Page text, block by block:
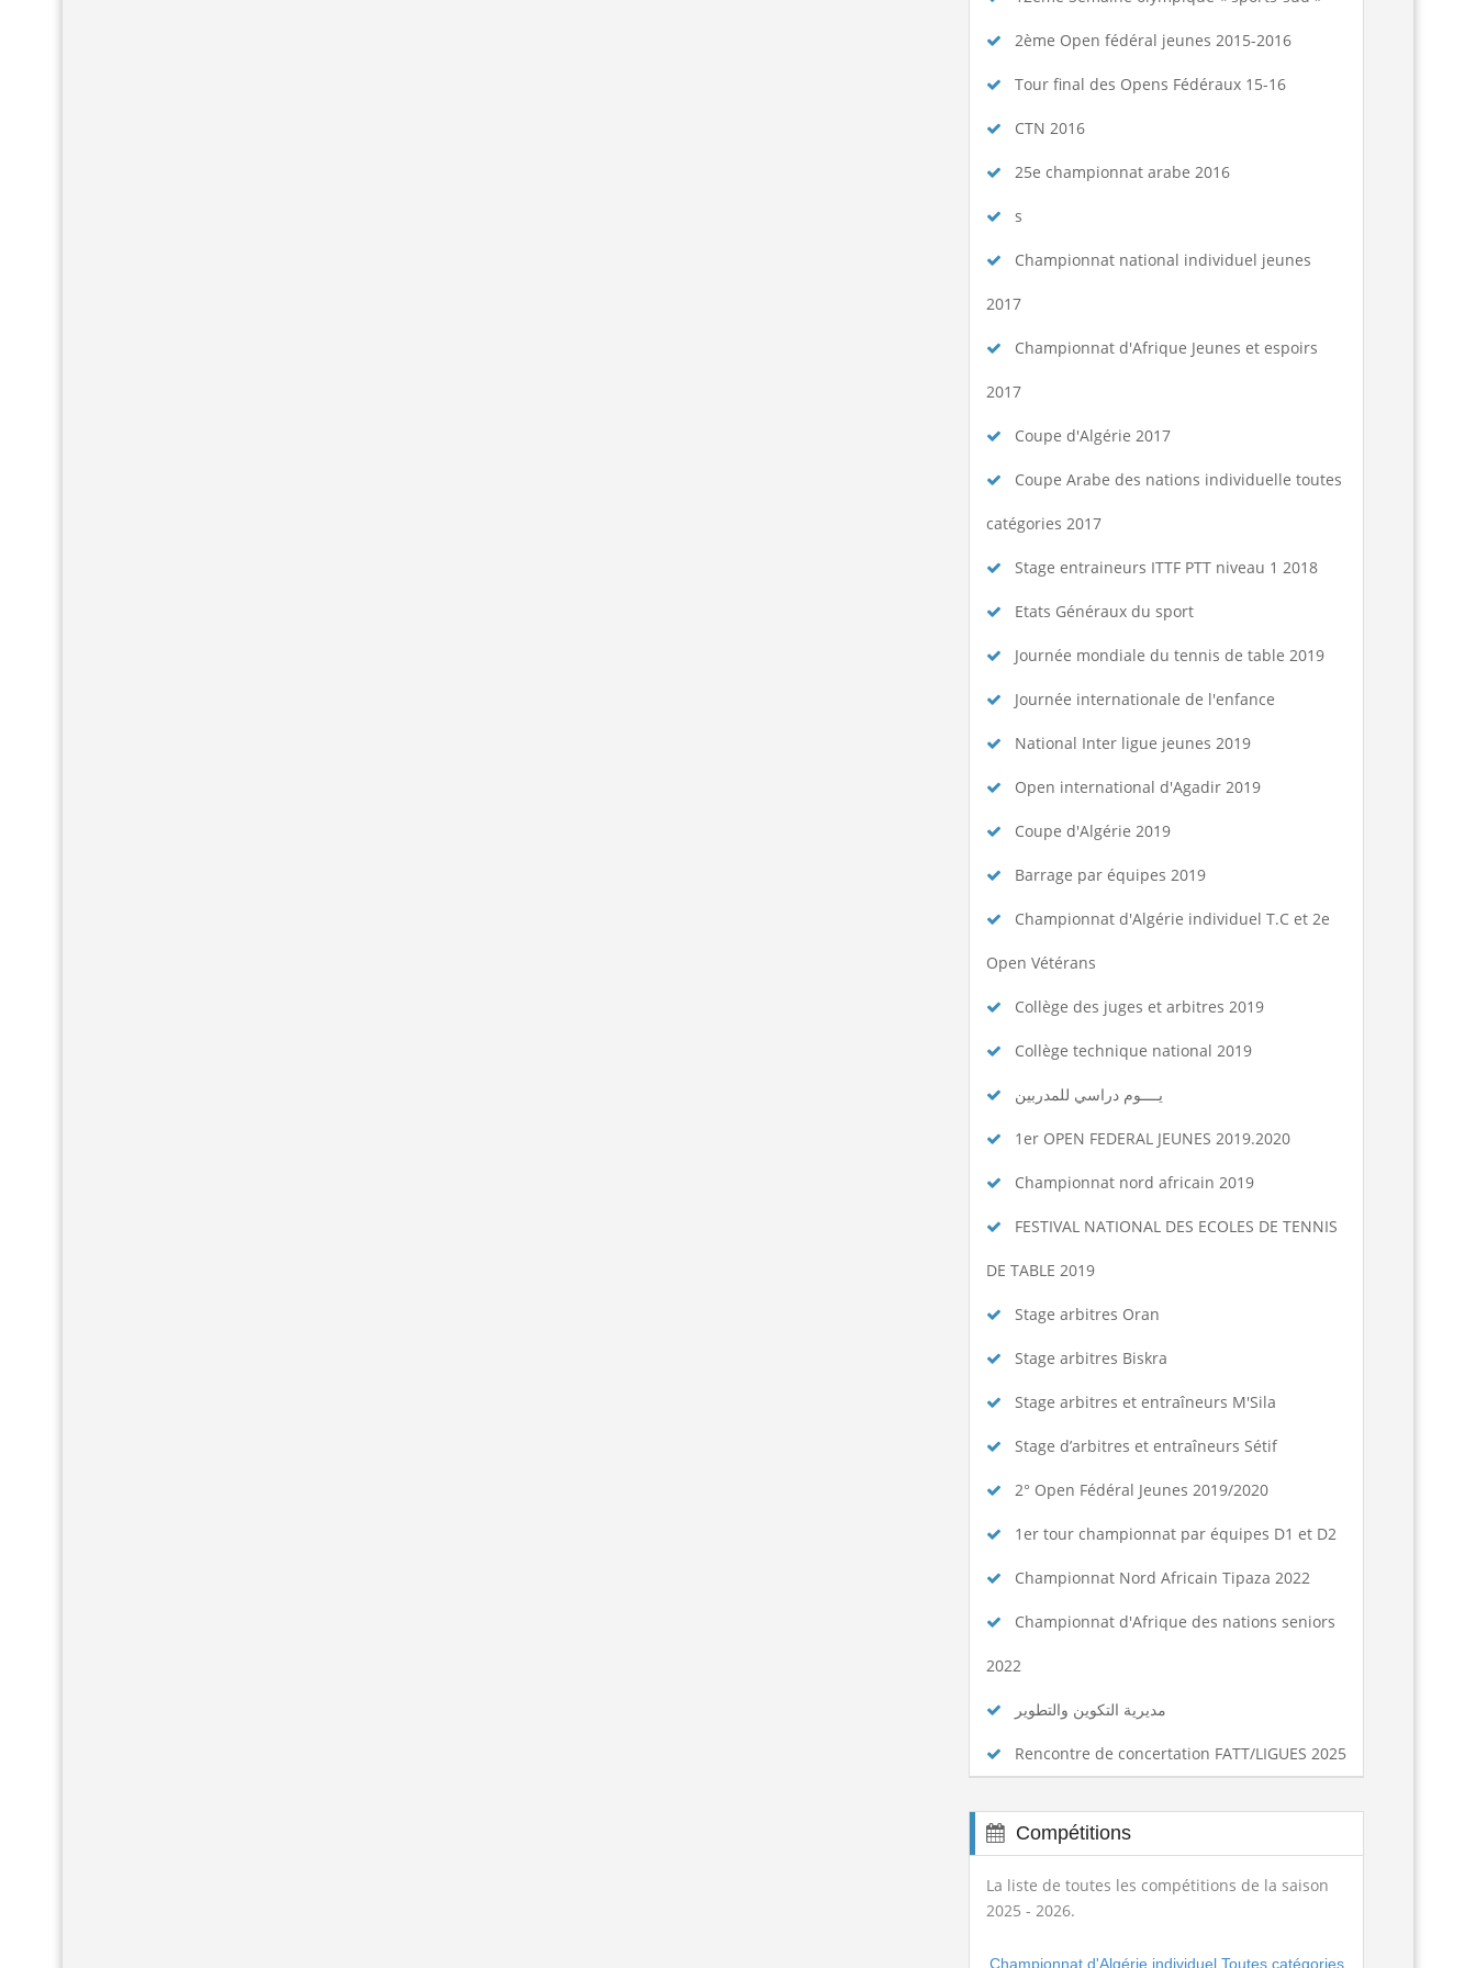
2ème Open fédéral jeunes 2015-2016
Tour final des Opens Fédéraux 15-16
CTN 2016
25e championnat arabe 2016
s
Championnat national individuel jeunes
2017
Championnat d'Afrique Jeunes et espoirs
2017
Coupe d'Algérie 2017
Coupe Arabe des nations individuelle toutes
catégories 2017
Stage entraineurs ITTF PTT niveau 1 2018
Etats Généraux du sport
Journée mondiale du tennis de table 2019
Journée internationale de l'enfance
National Inter ligue jeunes 2019
Open international d'Agadir 2019
Coupe d'Algérie 2019
Barrage par équipes 2019
Championnat d'Algérie individuel T.C et 2e
Open Vétérans
Collège des juges et arbitres 2019
Collège technique national 2019
يــــوم دراسي للمدربين
1er OPEN FEDERAL JEUNES 2019.2020
Championnat nord africain 2019
FESTIVAL NATIONAL DES ECOLES DE TENNIS
DE TABLE 2019
Stage arbitres Oran
Stage arbitres Biskra
Stage arbitres et entraîneurs M'Sila
Stage d’arbitres et entraîneurs Sétif
2° Open Fédéral Jeunes 2019/2020
1er tour championnat par équipes D1 et D2
Championnat Nord Africain Tipaza 2022
Championnat d'Afrique des nations seniors
2022
مديرية التكوين والتطوير
Rencontre de concertation FATT/LIGUES 2025
Compétitions
La liste de toutes les compétitions de la saison
2025 - 2026.
Championnat d'Algérie individuel Toutes catégories